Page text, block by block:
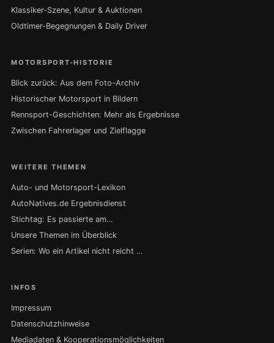
Klassiker-Szene, Kultur & Auktionen
Oldtimer-Begegnungen & Daily Driver
MOTORSPORT-HISTORIE
Blick zurück: Aus dem Foto-Archiv
Historischer Motorsport in Bildern
Rennsport-Geschichten: Mehr als Ergebnisse
Zwischen Fahrerlager und Zielflagge
WEITERE THEMEN
Auto- und Motorsport-Lexikon
AutoNatives.de Ergebnisdienst
Stichtag: Es passierte am…
Unsere Themen im Überblick
Serien: Wo ein Artikel nicht reicht …
INFOS
Impressum
Datenschutzhinweise
Mediadaten & Kooperationsmöglichkeiten